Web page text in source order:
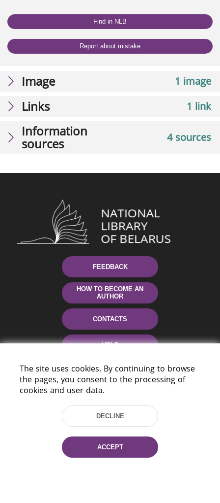
Find in NLB
Report about mistake
1 image
Image
1 link
Links
4 sources
Information
sources
FEEDBACK
HOW TO BECOME AN
AUTHOR
CONTACTS
HELP
220114, Niezaležnasci Ave. 116, Minsk,
Tel.: (+375 17) 368 37 37
The site uses cookies. By continuing to browse
the pages, you consent to the processing of
cookies and user data.
DECLINE
ACCEPT